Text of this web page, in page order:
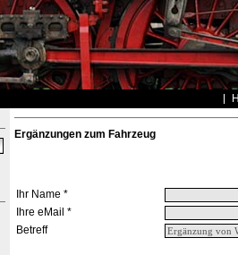
Ergänzungen zum Fahrzeug
Ihr Name *
Ihre eMail *
Betreff